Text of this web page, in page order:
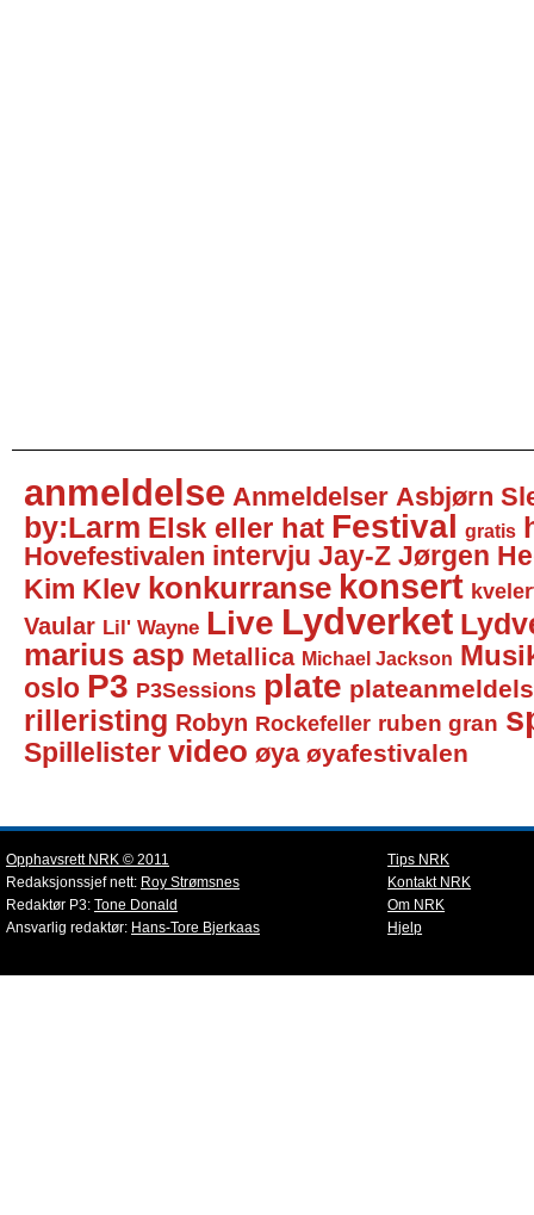
anmeldelse Anmeldelser Asbjørn
by:Larm Elsk eller hat Festival gratis
Hovefestivalen intervju Jay-Z Jørgen
Kim Klev konkurranse konsert
Vaular Lil' Wayne Live Lydverket
marius asp Metallica Michael Jackson
oslo P3 P3Sessions plate
rilleristing Robyn Rockefeller ruben gran
Spillelister video øya øyafestivalen
Opphavsrett NRK © 2011
Redaksjonssjef nett: Roy Strømsnes
Redaktør P3: Tone Donald
Ansvarlig redaktør: Hans-Tore Bjerkaas
Tips NRK
Kontakt NRK
Om NRK
Hjelp